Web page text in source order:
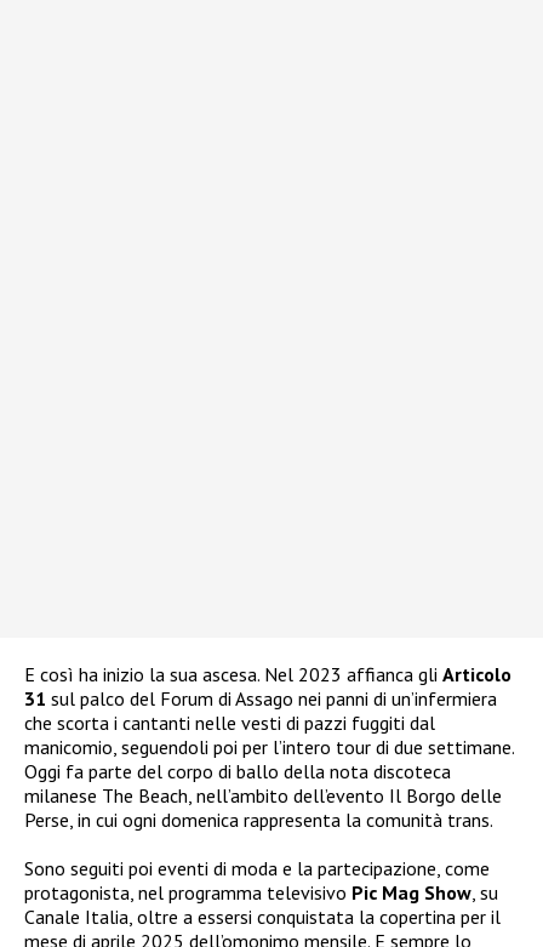
E così ha inizio la sua ascesa. Nel 2023 affianca gli Articolo
31 sul palco del Forum di Assago nei panni di un’infermiera
che scorta i cantanti nelle vesti di pazzi fuggiti dal
manicomio, seguendoli poi per l’intero tour di due settimane.
Oggi fa parte del corpo di ballo della nota discoteca
milanese The Beach, nell’ambito dell’evento Il Borgo delle
Perse, in cui ogni domenica rappresenta la comunità trans.
Sono seguiti poi eventi di moda e la partecipazione, come
protagonista, nel programma televisivo Pic Mag Show, su
Canale Italia, oltre a essersi conquistata la copertina per il
mese di aprile 2025 dell’omonimo mensile. E sempre lo